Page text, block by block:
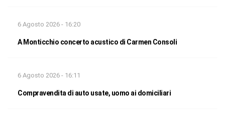
6 Agosto 2026 - 16:20
A Monticchio concerto acustico di Carmen Consoli
6 Agosto 2026 - 16:11
Compravendita di auto usate, uomo ai domiciliari